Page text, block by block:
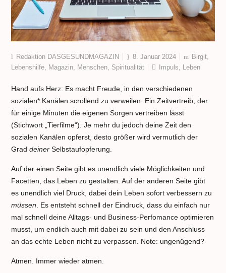
Redaktion DASGESUNDMAGAZIN 8. Januar 2024 Birgit,
Lebenshilfe, Magazin, Menschen, Spiritualität Impuls, Leben
Hand aufs Herz: Es macht Freude, in den verschiedenen
sozialen* Kanälen scrollend zu verweilen. Ein Zeitvertreib, der
für einige Minuten die eigenen Sorgen vertreiben lässt
(Stichwort „Tierfilme“). Je mehr du jedoch deine Zeit den
sozialen Kanälen opferst, desto größer wird vermutlich der
Graddeiner Selbstaufopferung.
Auf der einen Seite gibt es unendlich viele Möglichkeiten und
Facetten, das Leben zu gestalten. Auf der anderen Seite gibt
es unendlich viel Druck, dabei dein Leben sofort verbessern zu
müssen . Es entsteht schnell der Eindruck, dass du einfach nur
mal schnell deine Alltags- und Business-Perfomance optimieren
musst, um endlich auch mit dabei zu sein und den Anschluss
an das echte Leben nicht zu verpassen. Note: ungenügend?
Atmen. Immer wieder atmen.